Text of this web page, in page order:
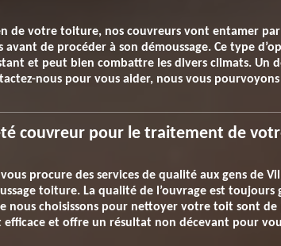
de votre toiture, nos couvreurs vont entamer
de procéder à son démoussage. Ce type
et peut bien combattre les divers climats. Un
nous pour vous aider, nous vous
couvreur pour le traitement de
procure des services de qualité aux gens de
toiture. La qualité de l’ouvrage est
nous choisissons pour nettoyer votre toit sont
et offre un résultat non décevant pour